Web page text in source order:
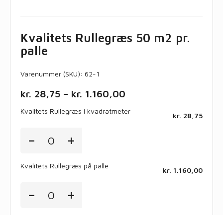
Kvalitets Rullegræs 50 m2 pr.
palle
Varenummer (SKU): 62-1
kr. 28,75 – kr. 1.160,00
kr. 28,75
-
Rullegræs
antal
+
Kvalitets Rullegræs i kvadratmeter
kr. 28,75
-
Rullegræs
+
Kvalitets Rullegræs på palle
kr. 1.160,00